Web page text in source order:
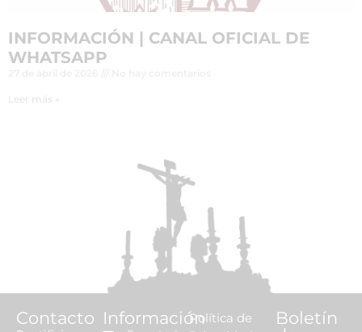
INFORMACIÓN | CANAL OFICIAL DE
WHATSAPP
Leer más »
Contacto InformaciónPolítica de
Boletín